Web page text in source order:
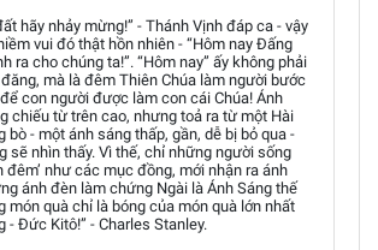
hãy nhảy mừng!” - Thánh Vịnh đáp ca - vậy
vui đó thật hồn nhiên - “Hôm nay Đấng
ra cho chúng ta!”. “Hôm nay” ấy không phải
mà là đêm Thiên Chúa làm người bước
con người được làm con cái Chúa! Ánh
chiếu từ trên cao, nhưng toả ra từ một Hài
bò - một ánh sáng thấp, gần, dễ bị bỏ qua -
sẽ nhìn thấy. Vì thế, chỉ những người sống
đêm’ như các mục đồng, mới nhận ra ánh
ánh đèn làm chứng Ngài là Ánh Sáng thế
món quà chỉ là bóng của món quà lớn nhất
- Đức Kitô!” - Charles Stanley.